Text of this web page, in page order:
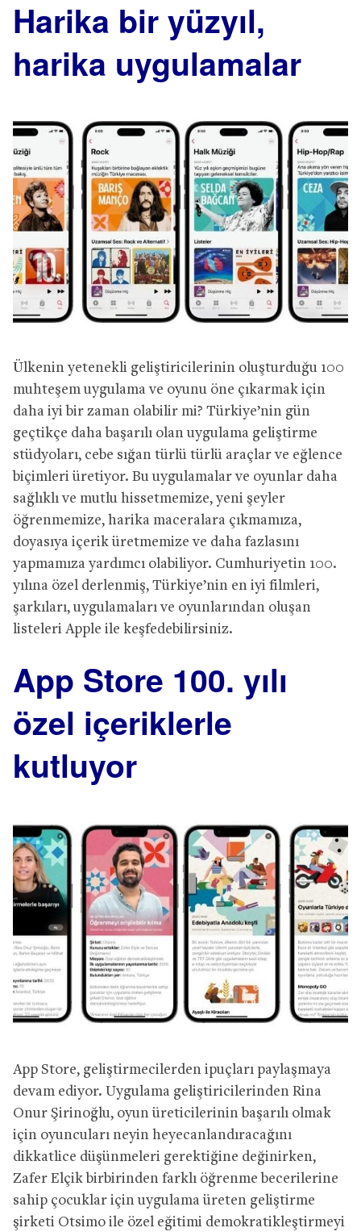
Harika bir yüzyıl,
harika uygulamalar
Ülkenin yetenekli geliştiricilerinin oluşturduğu 100
muhteşem uygulama ve oyunu öne çıkarmak için
daha iyi bir zaman olabilir mi? Türkiye’nin gün
geçtikçe daha başarılı olan uygulama geliştirme
stüdyoları, cebe sığan türlü türlü araçlar ve eğlence
biçimleri üretiyor. Bu uygulamalar ve oyunlar daha
sağlıklı ve mutlu hissetmemize, yeni şeyler
öğrenmemize, harika maceralara çıkmamıza,
doyasıya içerik üretmemize ve daha fazlasını
yapmamıza yardımcı olabiliyor. Cumhuriyetin 100.
yılına özel derlenmiş, Türkiye’nin en iyi filmleri,
şarkıları, uygulamaları ve oyunlarından oluşan
listeleri Apple ile keşfedebilirsiniz.
App Store 100. yılı
özel içeriklerle
kutluyor
App Store, geliştirmecilerden ipuçları paylaşmaya
devam ediyor. Uygulama geliştiricilerinden Rina
Onur Şirinoğlu, oyun üreticilerinin başarılı olmak
için oyuncuları neyin heyecanlandıracağını
dikkatlice düşünmeleri gerektiğine değinirken,
Zafer Elçik birbirinden farklı öğrenme becerilerine
sahip çocuklar için uygulama üreten geliştirme
şirketi Otsimo ile özel eğitimi demokratikleştirmeyi